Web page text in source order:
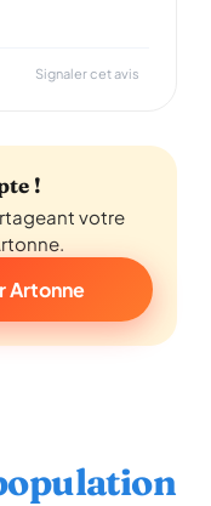
Signaler cet avis
!
votre
Artonne